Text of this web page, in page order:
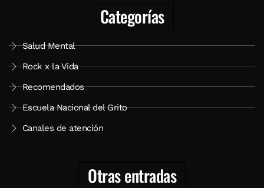
Categorías
Salud Mental
Rock x la Vida
Recomendados
Escuela Nacional del Grito
Canales de atención
Otras entradas